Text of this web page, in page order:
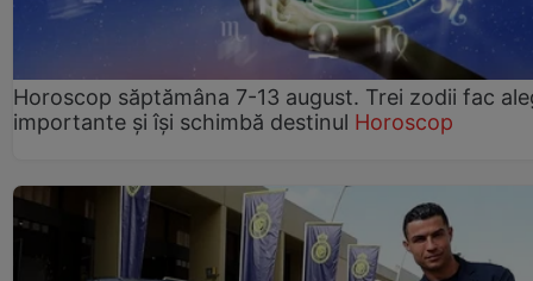
Horoscop săptămâna 7-13 august. Trei zodii fac
importante și își schimbă destinul Horoscop